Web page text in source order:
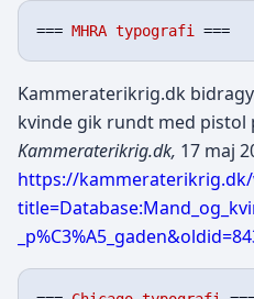
=== MHRA typografi
Kammeraterikrig.dk
kvinde gik rundt med pistol
Kammeraterikrig.dk, 17 maj
https://